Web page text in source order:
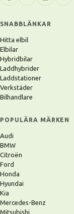
SNABBLÄNKAR
Hitta elbil
Elbilar
Hybridbilar
Laddhybrider
Laddstationer
Verkstäder
Bilhandlare
POPULÄRA MÄRKEN
Audi
BMW
Citroën
Ford
Honda
Hyundai
Kia
Mercedes-Benz
Mitsubishi